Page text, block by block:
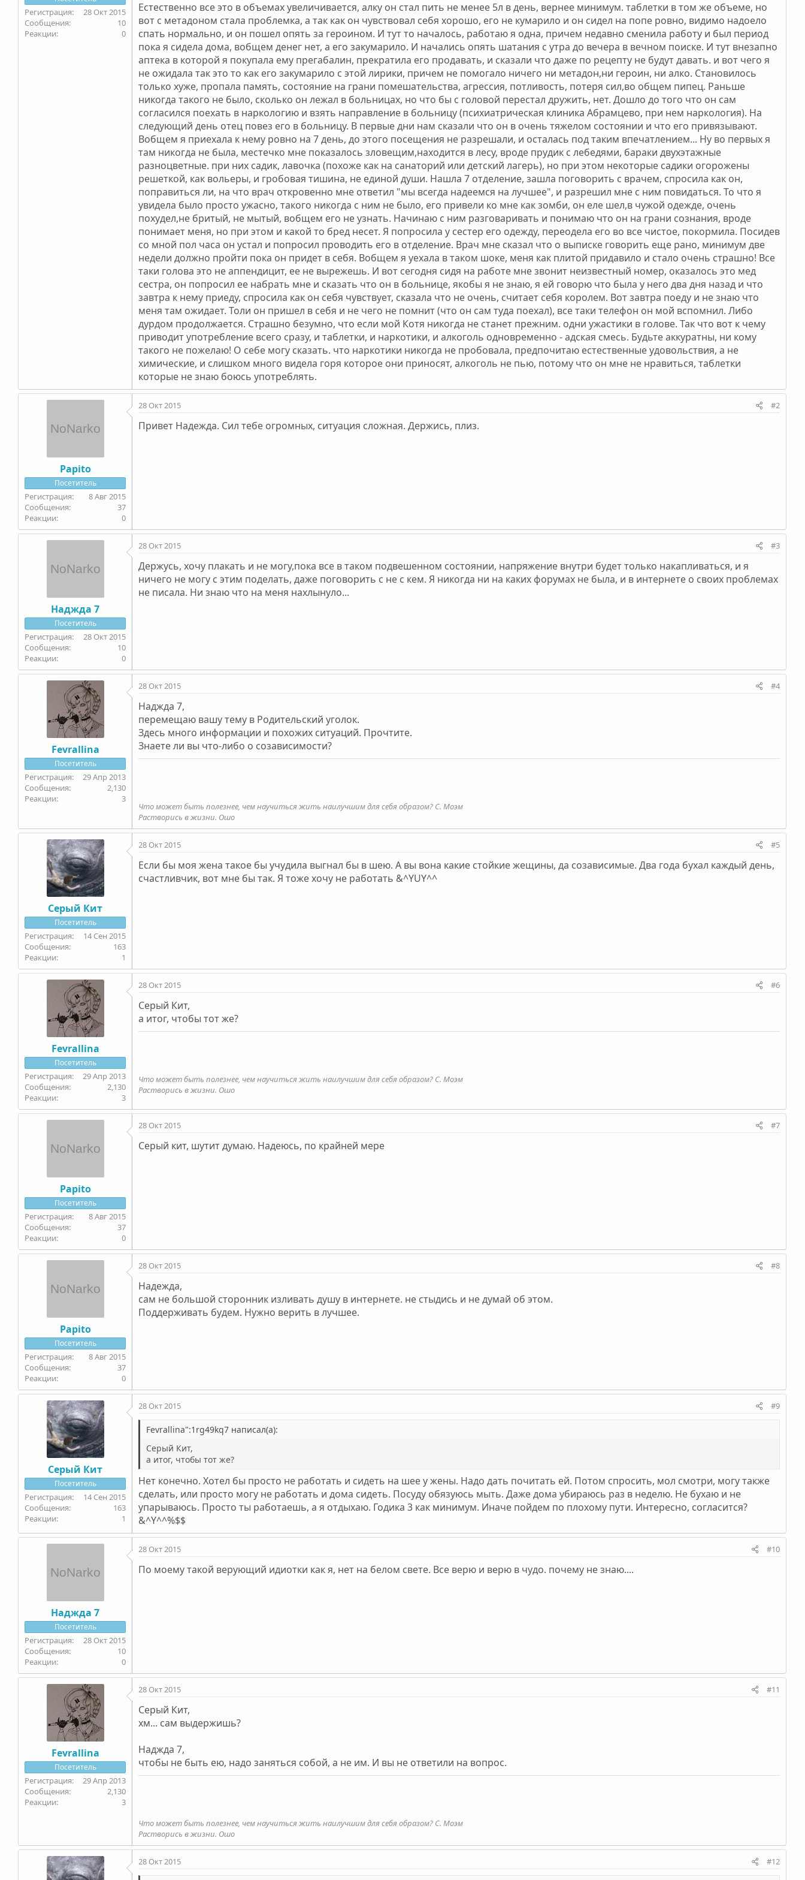
28 Окт 2015
10
0
Естественно все это в объемах увеличивается, алку он стал пить не менее 5л в день, вернее минимум. таблетки в том же объеме, но
вот с метадоном стала проблемка, а так как он чувствовал себя хорошо, его не кумарило и он сидел на попе ровно, видимо надоело
спать нормально, и он пошел опять за героином. И тут то началось, работаю я одна, причем недавно сменила работу и был период
пока я сидела дома, вобщем денег нет, а его закумарило. И начались опять шатания с утра до вечера в вечном поиске. И тут внезапно
аптека в которой я покупала ему прегабалин, прекратила его продавать, и сказали что даже по рецепту не будут давать. и вот чего я
не ожидала так это то как его закумарило с этой лирики, причем не помогало ничего ни метадон,ни героин, ни алко. Становилось
только хуже, пропала память, состояние на грани помешательства, агрессия, потливость, потеря сил,во общем пипец. Раньше
никогда такого не было, сколько он лежал в больницах, но что бы с головой перестал дружить, нет. Дошло до того что он сам
согласился поехать в наркологию и взять направление в больницу (психиатрическая клиника Абрамцево, при нем наркология). На
следующий день отец повез его в больницу. В первые дни нам сказали что он в очень тяжелом состоянии и что его привязывают.
Вобщем я приехала к нему ровно на 7 день, до этого посещения не разрешали, и осталась под таким впечатлением... Ну во первых я
там никогда не была, местечко мне показалось зловещим,находится в лесу, вроде прудик с лебедями, бараки двухэтажные
разноцветные. при них садик, лавочка (похоже как на санаторий или детский лагерь), но при этом некоторые садики огорожены
решеткой, как вольеры, и гробовая тишина, не единой души. Нашла 7 отделение, зашла поговорить с врачем, спросила как он,
поправиться ли, на что врач откровенно мне ответил "мы всегда надеемся на лучшее", и разрешил мне с ним повидаться. То что я
увидела было просто ужасно, такого никогда с ним не было, его привели ко мне как зомби, он еле шел,в чужой одежде, очень
похудел,не бритый, не мытый, вобщем его не узнать. Начинаю с ним разговаривать и понимаю что он на грани сознания, вроде
понимает меня, но при этом и какой то бред несет. Я попросила у сестер его одежду, переодела его во все чистое, покормила. Посидев
со мной пол часа он устал и попросил проводить его в отделение. Врач мне сказал что о выписке говорить еще рано, минимум две
недели должно пройти пока он придет в себя. Вобщем я уехала в таком шоке, меня как плитой придавило и стало очень страшно! Все
таки голова это не аппендицит, ее не вырежешь. И вот сегодня сидя на работе мне звонит неизвестный номер, оказалось это мед
сестра, он попросил ее набрать мне и сказать что он в больнице, якобы я не знаю, я ей говорю что была у него два дня назад и что
завтра к нему приеду, спросила как он себя чувствует, сказала что не очень, считает себя королем. Вот завтра поеду и не знаю что
меня там ожидает. Толи он пришел в себя и не чего не помнит (что он сам туда поехал), все таки телефон он мой вспомнил. Либо
дурдом продолжается. Страшно безумно, что если мой Котя никогда не станет прежним. одни ужастики в голове. Так что вот к чему
приводит употребление всего сразу, и таблетки, и наркотики, и алкоголь одновременно - адская смесь. Будьте аккуратны, ни кому
такого не пожелаю! О себе могу сказать. что наркотики никогда не пробовала, предпочитаю естественные удовольствия, а не
химические, и слишком много видела горя которое они приносят, алкоголь не пью, потому что он мне не нравиться, таблетки
которые не знаю боюсь употреблять.
Papito
Посетитель
8 Авг 2015
37
0
28 Окт 2015 #2
Привет Надежда. Сил тебе огромных, ситуация сложная. Держись, плиз.
Наджда 7
Посетитель
28 Окт 2015
10
0
28 Окт 2015 #3
Держусь, хочу плакать и не могу,пока все в таком подвешенном состоянии, напряжение внутри будет только накапливаться, и я
ничего не могу с этим поделать, даже поговорить с не с кем. Я никогда ни на каких форумах не была, и в интернете о своих проблемах
не писала. Ни знаю что на меня нахлынуло...
Fevrallina
Посетитель
29 Апр 2013
2,130
3
28 Окт 2015 #4
Наджда 7,
перемещаю вашу тему в Родительский уголок.
Здесь много информации и похожих ситуаций. Прочтите.
Знаете ли вы что-либо о созависимости?
Что может быть полезнее, чем научиться жить наилучшим для себя образом? С. Моэм
Растворись в жизни. Ошо
Серый Кит
Посетитель
14 Сен 2015
163
1
28 Окт 2015 #5
Если бы моя жена такое бы учудила выгнал бы в шею. А вы вона какие стойкие жещины, да созависимые. Два года бухал каждый день,
счастливчик, вот мне бы так. Я тоже хочу не работать &^YUY^^
Fevrallina
Посетитель
29 Апр 2013
2,130
3
28 Окт 2015 #6
Серый Кит,
а итог, чтобы тот же?
Что может быть полезнее, чем научиться жить наилучшим для себя образом? С. Моэм
Растворись в жизни. Ошо
Papito
Посетитель
8 Авг 2015
37
0
28 Окт 2015 #7
Серый кит, шутит думаю. Надеюсь, по крайней мере
Papito
Посетитель
8 Авг 2015
37
0
28 Окт 2015 #8
Надежда,
сам не большой сторонник изливать душу в интернете. не стыдись и не думай об этом.
Поддерживать будем. Нужно верить в лучшее.
Серый Кит
Посетитель
14 Сен 2015
163
1
28 Окт 2015 #9
Fevrallina":1rg49kq7 написал(а):
Серый Кит,
а итог, чтобы тот же?
Нет конечно. Хотел бы просто не работать и сидеть на шее у жены. Надо дать почитать ей. Потом спросить, мол смотри, могу также
сделать, или просто могу не работать и дома сидеть. Посуду обязуюсь мыть. Даже дома убираюсь раз в неделю. Не бухаю и не
упарываюсь. Просто ты работаешь, а я отдыхаю. Годика 3 как минимум. Иначе пойдем по плохому пути. Интересно, согласится?
&^Y^^%$$
Наджда 7
Посетитель
28 Окт 2015
10
0
28 Окт 2015 #10
По моему такой верующий идиотки как я, нет на белом свете. Все верю и верю в чудо. почему не знаю....
Fevrallina
Посетитель
29 Апр 2013
2,130
3
28 Окт 2015 #11
Серый Кит,
хм... сам выдержишь?
Наджда 7,
чтобы не быть ею, надо заняться собой, а не им. И вы не ответили на вопрос.
Что может быть полезнее, чем научиться жить наилучшим для себя образом? С. Моэм
Растворись в жизни. Ошо
28 Окт 2015 #12